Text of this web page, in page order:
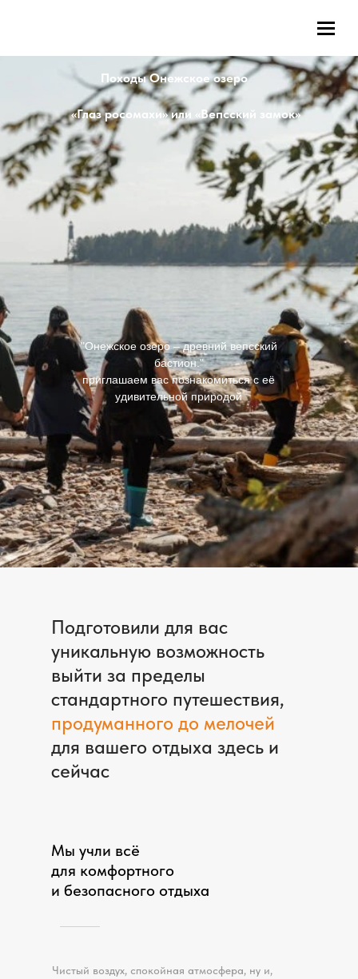
"Онежское озеро – древний вепсский
бастион."
приглашаем вас познакомиться с её
удивительной природой
Походы Онежское озеро
«Глаз росомахи» или «Вепсский замок»
Подготовили для вас
уникальную возможность
выйти за пределы
стандартного путешествия,
продуманного до мелочей
для вашего отдыха здесь и
сейчас
Мы учли всё
для комфортного
и безопасного отдыха
Чистый воздух, спокойная атмосфера, ну и,